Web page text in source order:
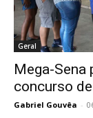
Geral
Mega-Sena
concurso
Gabriel Gouvêa -